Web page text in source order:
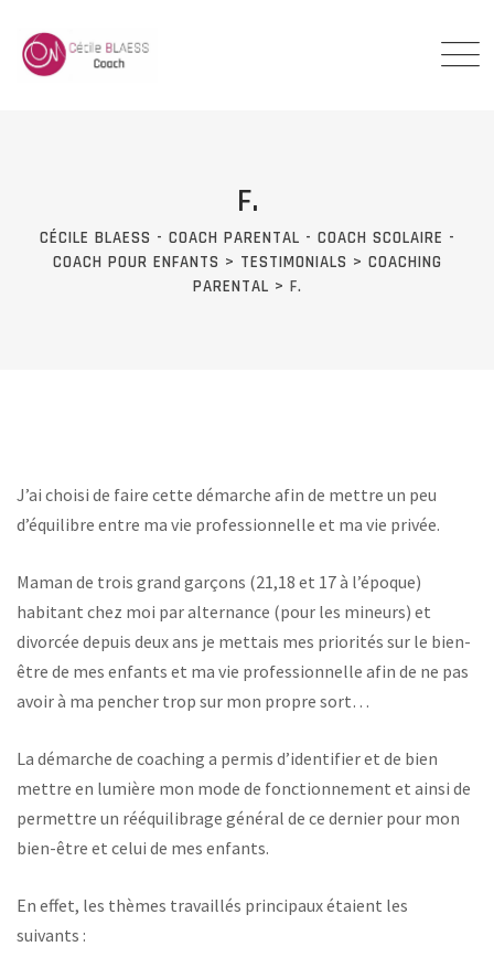
content
F.
CÉCILE BLAESS - COACH PARENTAL - COACH SCOLAIRE -
COACH POUR ENFANTS > TESTIMONIALS > COACHING
PARENTAL > F.
J’ai choisi de faire cette démarche afin de mettre un peu
d’équilibre entre ma vie professionnelle et ma vie privée.
Maman de trois grand garçons (21,18 et 17 à l’époque)
habitant chez moi par alternance (pour les mineurs) et
divorcée depuis deux ans je mettais mes priorités sur le bien-
être de mes enfants et ma vie professionnelle afin de ne pas
avoir à ma pencher trop sur mon propre sort…
La démarche de coaching a permis d’identifier et de bien
mettre en lumière mon mode de fonctionnement et ainsi de
permettre un rééquilibrage général de ce dernier pour mon
bien-être et celui de mes enfants.
En effet, les thèmes travaillés principaux étaient les
suivants :